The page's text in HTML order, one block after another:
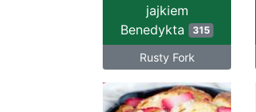
jajkiem
Benedykta
315
Rusty Fork